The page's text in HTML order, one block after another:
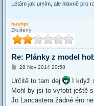
Létám jak umím, ale hlavně pro
hashpi
Zkušený
Re: Plánky z model
P
s
t
28 Nov 2014 20:58
Určitě to tam dej
I když
Mohl by jsi to vyfotit ještě
Jo Lancastera žádné éro